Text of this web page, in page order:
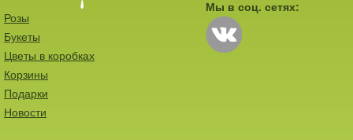
Мы в соц. сетях:
Розы
Букеты
Цветы в коробках
Корзины
Подарки
Новости